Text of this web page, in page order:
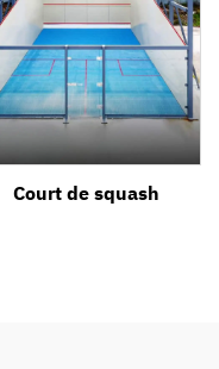
Court de squash